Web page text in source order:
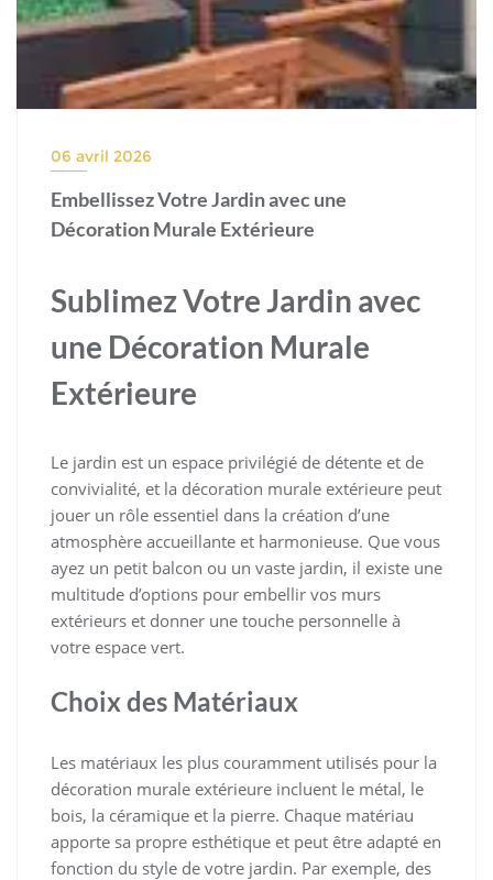
06 avril 2026
Embellissez Votre Jardin avec une
Décoration Murale Extérieure
Sublimez Votre Jardin avec
une Décoration Murale
Extérieure
Le jardin est un espace privilégié de détente et de
convivialité, et la décoration murale extérieure peut
jouer un rôle essentiel dans la création d’une
atmosphère accueillante et harmonieuse. Que vous
ayez un petit balcon ou un vaste jardin, il existe une
multitude d’options pour embellir vos murs
extérieurs et donner une touche personnelle à
votre espace vert.
Choix des Matériaux
Les matériaux les plus couramment utilisés pour la
décoration murale extérieure incluent le métal, le
bois, la céramique et la pierre. Chaque matériau
apporte sa propre esthétique et peut être adapté en
fonction du style de votre jardin. Par exemple, des